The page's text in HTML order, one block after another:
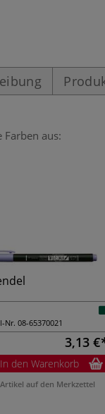
aus:
Nr. 08-65370021
3,13 €
In den Warenkorb
Artikel auf den Merkzettel